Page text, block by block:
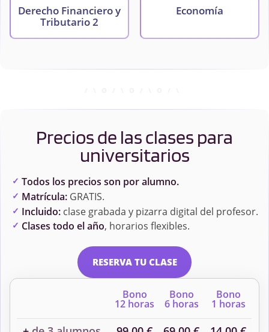
Derecho Financiero y
Tributario 2
Economía
Precios de las clases para
universitarios
Todos los precios son por alumno.
Matrícula:GRATIS.
Incluido:clase grabada y pizarra digital del profesor.
Clases todo el año, horarios flexibles.
RESERVA TU CLASE
Bono
12 horas
Bono
6 horas
Bono
1 horas